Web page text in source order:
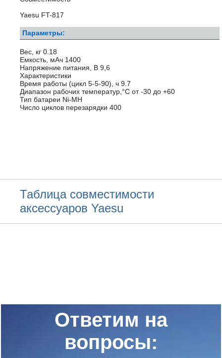
Yaesu FT-817
Параметры:
Вес, кг 0.18
Емкость, мАч 1400
Напряжение питания, В 9,6
Характеристики
Время работы (цикл 5-5-90), ч 9.7
Диапазон рабочих температур,°С от -30 до +60
Тип батареи Ni-MH
Число циклов перезарядки 400
Таблица совместимости
аксессуаров Yaesu
Ответим на
вопросы: